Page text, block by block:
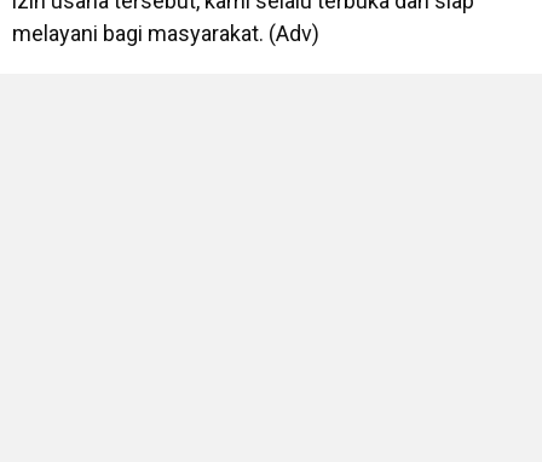
melayani bagi masyarakat. (Adv)